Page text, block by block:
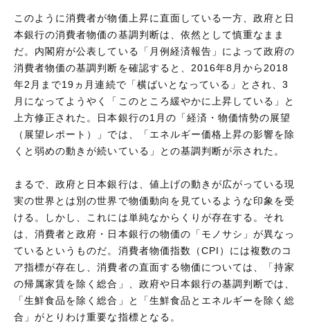
このように消費者が物価上昇に直面している一方、政府と日
本銀行の消費者物価の基調判断は、依然として慎重なまま
だ。内閣府が公表している「月例経済報告」によって政府の
消費者物価の基調判断を確認すると、2016年8月から2018
年2月まで19ヵ月連続で「横ばいとなっている」とされ、3
月になってようやく「このところ緩やかに上昇している」と
上方修正された。日本銀行の1月の「経済・物価情勢の展望
（展望レポート）」では、「エネルギー価格上昇の影響を除
くと弱めの動きが続いている」との基調判断が示された。
まるで、政府と日本銀行は、値上げの動きが広がっている現
実の世界とは別の世界で物価動向を見ているような印象を受
ける。しかし、これには単純なからくりが存在する。それ
は、消費者と政府・日本銀行の物価の「モノサシ」が異なっ
ているというものだ。消費者物価指数（CPI）には複数のコ
ア指標が存在し、消費者の直面する物価については、「持家
の帰属家賃を除く総合」、政府や日本銀行の基調判断では、
「生鮮食品を除く総合」と「生鮮食品とエネルギーを除く総
合」がとりわけ重要な指標となる。